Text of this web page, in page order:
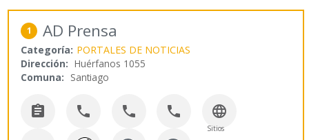
1 AD Prensa
Categoría: PORTALES DE NOTICIAS
Dirección: Huérfanos 1055
Comuna: Santiago
    
Sitios